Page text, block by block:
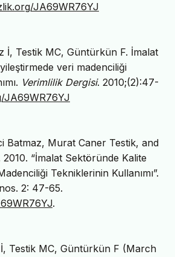
JA69WR76YJ
İ, Testik MC, Güntürkün F. İmalat
veri madenciliği
Verimlilik Dergisi. 2010;(2):47-
JA69WR76YJ
Batmaz, Murat Caner Testik, and
“İmalat Sektöründe Kalite
Tekniklerinin Kullanımı”.
2: 47-65.
.
Testik MC, Güntürkün F (March